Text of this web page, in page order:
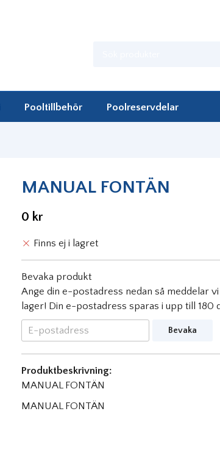
Pooltillbehör Poolreservdelar
MANUAL FONTÄN
0 kr
Finns ej i lagret
Bevaka produkt
Ange din e-postadress nedan så meddelar
lager! Din e-postadress sparas i upp till 180
Bevaka
Produktbeskrivning:
MANUAL FONTÄN
MANUAL FONTÄN